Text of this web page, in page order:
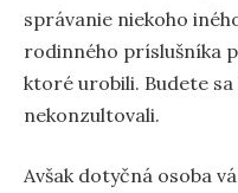
správanie niekoho
rodinného príslušníka
ktoré urobili. Budete
nekonzultovali.
Avšak dotyčná osoba